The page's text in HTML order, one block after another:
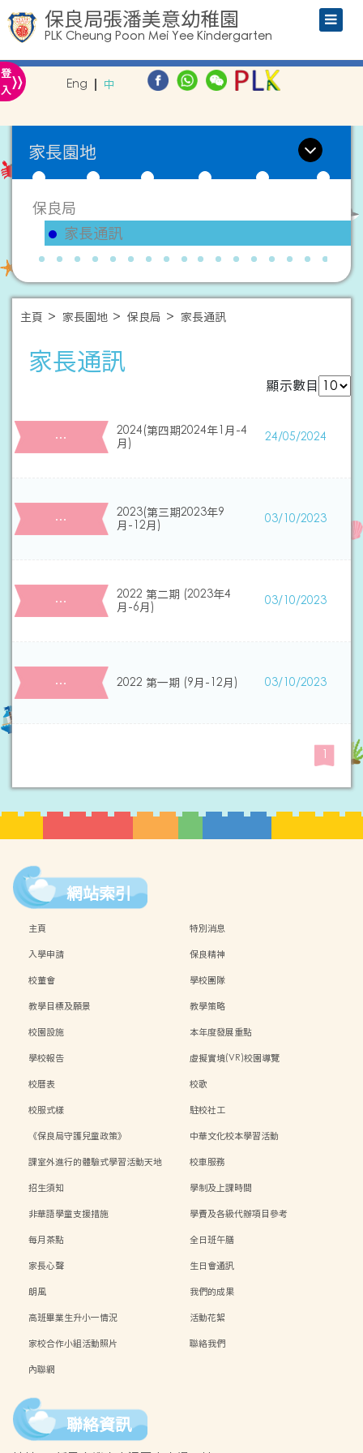
保良局張潘美意幼稚園
PLK Cheung Poon Mei Yee Kindergarten
登
入» Eng 中
家長園地
保良局
家長通訊
主頁 家長園地 保良局 家長通訊
家長通訊
顯示數目
…
2024(第四期2024年1月-4
月)
24/05/2024
…
2023(第三期2023年9
月-12月)
03/10/2023
…
2022 第二期 (2023年4
月-6月)
03/10/2023
… 2022 第一期 (9月-12月) 03/10/2023
1
網站索引
主頁
特別消息
入學申請
保良精神
校董會
學校團隊
教學目標及願景
教學策略
校園設施
本年度發展重點
學校報告
虛擬實境(VR)校園導覽
校曆表
校歌
校服式樣
駐校社工
《保良局守護兒童政策》
中華文化校本學習活動
課室外進行的體驗式學習活動天地
校車服務
招生須知
學制及上課時間
非華語學童支援措施
學費及各級代辦項目參考
每月茶點
全日班午膳
家長心聲
生日會通訊
朗風
我們的成果
高班畢業生升小一情況
活動花絮
家校合作小組活動照片
聯絡我們
內聯網
聯絡資訊